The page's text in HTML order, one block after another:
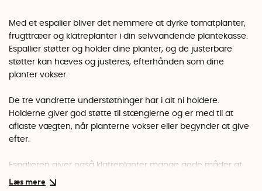
Med et espalier bliver det nemmere at dyrke tomatplanter,
frugttræer og klatreplanter i din selvvandende plantekasse.
Espallier støtter og holder dine planter, og de justerbare
støtter kan hæves og justeres, efterhånden som dine
planter vokser.
De tre vandrette understøtninger har i alt ni holdere.
Holderne giver god støtte til stænglerne og er med til at
aflaste vægten, når planterne vokser eller begynder at give
efter.
Espalieren giver også klatreplanter mange gode måder at
klatre opad på. Du kan skabe en tæt plantevæg, der også